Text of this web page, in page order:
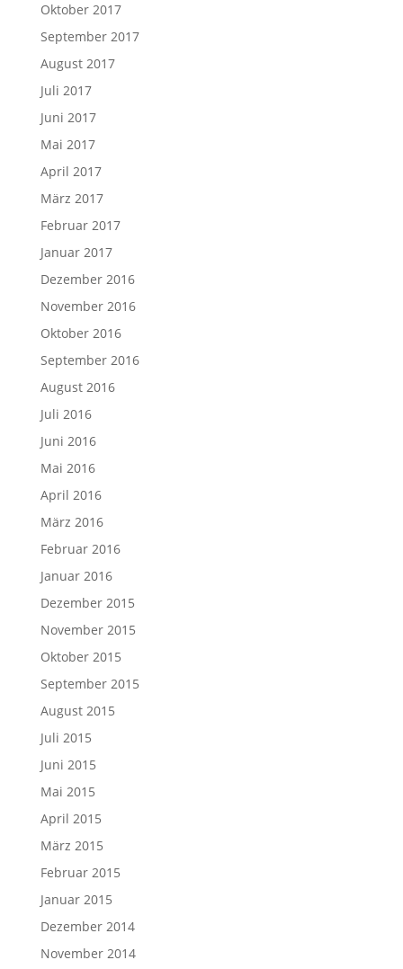
Oktober 2017
September 2017
August 2017
Juli 2017
Juni 2017
Mai 2017
April 2017
März 2017
Februar 2017
Januar 2017
Dezember 2016
November 2016
Oktober 2016
September 2016
August 2016
Juli 2016
Juni 2016
Mai 2016
April 2016
März 2016
Februar 2016
Januar 2016
Dezember 2015
November 2015
Oktober 2015
September 2015
August 2015
Juli 2015
Juni 2015
Mai 2015
April 2015
März 2015
Februar 2015
Januar 2015
Dezember 2014
November 2014